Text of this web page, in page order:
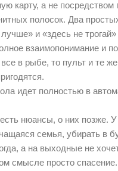
карту, а не посредством
полосок. Два
и «здесь не трогай»
взаимопонимание и
в рыбе, то пульт и те
идет полностью в
нюансы, о них позже. У
семья, убирать в
а на выходные не
смысле просто спасение.